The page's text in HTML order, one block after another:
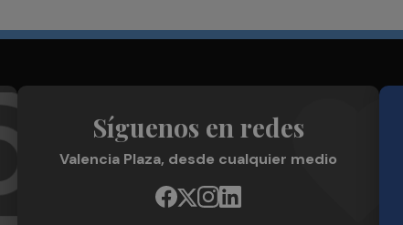
Síguenos en redes
Valencia Plaza, desde cualquier medio